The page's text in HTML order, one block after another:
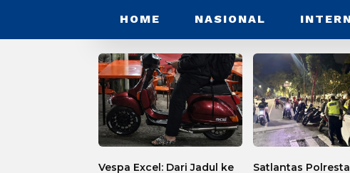
HOME NASIONAL
Vespa Excel: Dari Jadul ke
Satlantas